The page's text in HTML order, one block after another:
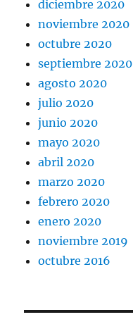
diciembre 2020
noviembre 2020
octubre 2020
septiembre 2020
agosto 2020
julio 2020
junio 2020
mayo 2020
abril 2020
marzo 2020
febrero 2020
enero 2020
noviembre 2019
octubre 2016